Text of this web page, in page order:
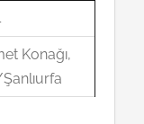
Konağı,